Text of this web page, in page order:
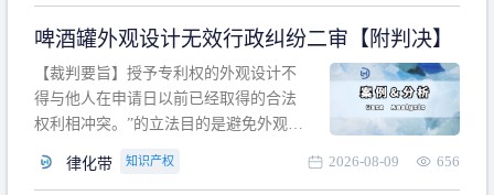
诉讼建议 第二部分：15省市是否侵权案
例的裁判要旨 目录 第一部分、刮码剪码
刮
啤酒罐外观设计无效行政纠纷二审【附判决】
【裁判要旨】授予专利权的外观设计不
得与他人在申请日以前已经取得的合法
权利相冲突。”的立法目的是避免外观设
冲突。基于此，凡是因该外观设计的实
律化带 知识产权 2026-08-09 656